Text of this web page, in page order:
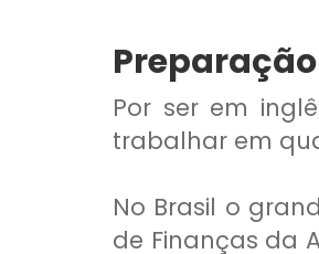
Por ser em
trabalhar em
No Brasil o
de Finanças da